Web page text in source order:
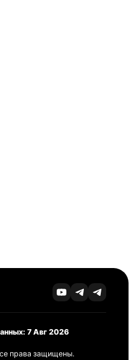
7 Авг 2026
права защищены.